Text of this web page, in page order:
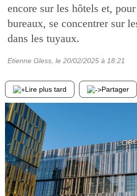
encore sur les hôtels et,
bureaux, se concentrer sur
dans les tuyaux.
Etienne Gless , le 20/02/2025 à 18:21
Lire plus tard Partager